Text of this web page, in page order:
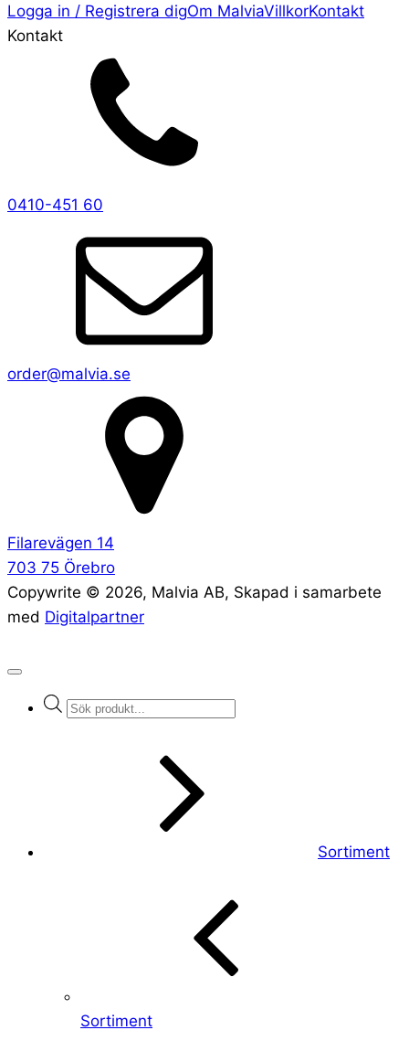
Logga in / Registrera digOm MalviaVillkorKontakt
Kontakt
0410-451 60
order@malvia.se
Filarevägen 14
703 75 Örebro
Copywrite © 2026, Malvia AB, Skapad i samarbete
med Digitalpartner
Products
Sortiment
Sortiment